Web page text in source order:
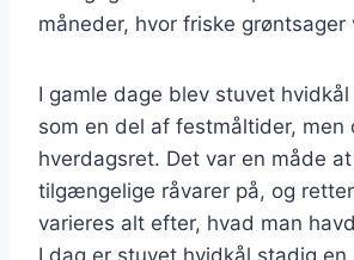
måneder, hvor friske grøntsager
I gamle dage blev stuvet
som en del af festmåltider, men
hverdagsret. Det var en måde
tilgængelige råvarer på, og
varieres alt efter, hvad man
I dag er stuvet hvidkål stadig